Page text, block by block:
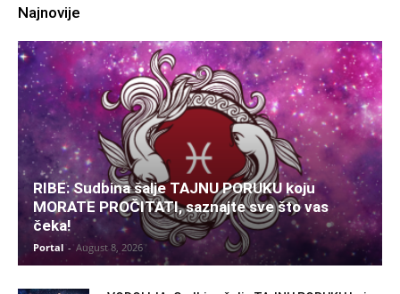
Najnovije
RIBE: Sudbina šalje TAJNU PORUKU koju
MORATE PROČITATI, saznajte sve što vas
čeka!
Portal - August 8, 2026